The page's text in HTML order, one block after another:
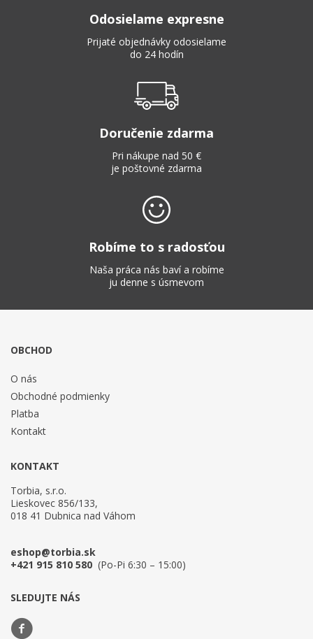
Odosielame expresne
Prijaté objednávky odosielame
do 24 hodín
Doručenie zdarma
Pri nákupe nad 50 €
je poštovné zdarma
Robíme to s radosťou
Naša práca nás baví a robíme
ju denne s úsmevom
OBCHOD
O nás
Obchodné podmienky
Platba
Kontakt
KONTAKT
Torbia, s.r.o.
Lieskovec 856/133,
018 41 Dubnica nad Váhom
eshop@torbia.sk
+421 915 810 580 (Po-Pi 6:30 – 15:00)
SLEDUJTE NÁS